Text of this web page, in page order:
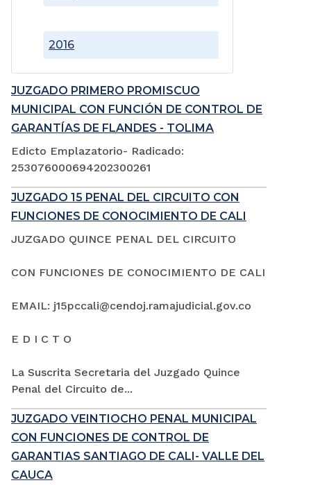
2016
JUZGADO PRIMERO PROMISCUO
MUNICIPAL CON FUNCIÓN DE CONTROL DE
GARANTÍAS DE FLANDES - TOLIMA
Edicto Emplazatorio- Radicado:
253076000694202300261
JUZGADO 15 PENAL DEL CIRCUITO CON
FUNCIONES DE CONOCIMIENTO DE CALI
JUZGADO QUINCE PENAL DEL CIRCUITO
CON FUNCIONES DE CONOCIMIENTO DE CALI
EMAIL: j15pccali@cendoj.ramajudicial.gov.co
E D I C T O
La Suscrita Secretaria del Juzgado Quince
Penal del Circuito de...
JUZGADO VEINTIOCHO PENAL MUNICIPAL
CON FUNCIONES DE CONTROL DE
GARANTIAS SANTIAGO DE CALI- VALLE DEL
CAUCA